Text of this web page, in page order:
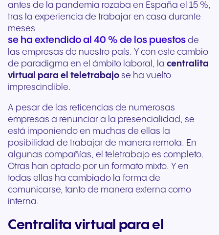
antes de la pandemia rozaba en España el 15 %,
tras la experiencia de trabajar en casa durante
meses
se ha extendido al 40 % de los puestos de
las empresas de nuestro país. Y con este cambio
de paradigma en el ámbito laboral, la centralita
virtual para el teletrabajo se ha vuelto
imprescindible.
A pesar de las reticencias de numerosas
empresas a renunciar a la presencialidad, se
está imponiendo en muchas de ellas la
posibilidad de trabajar de manera remota. En
algunas compañías, el teletrabajo es completo.
Otras han optado por un formato mixto. Y en
todas ellas ha cambiado la forma de
comunicarse, tanto de manera externa como
interna.
Centralita virtual para el